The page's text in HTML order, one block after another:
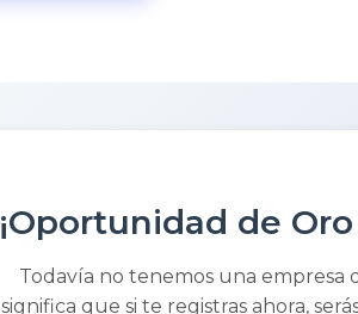
¡Oportunidad de
Todavía no tenemos una empresa
significa que si te registras ahora,